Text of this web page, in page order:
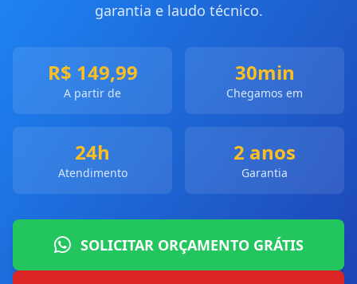
garantia e laudo técnico.
R$ 149,99
A partir de
30min
Chegamos em
24h
Atendimento
2 anos
Garantia
SOLICITAR ORÇAMENTO GRÁTIS